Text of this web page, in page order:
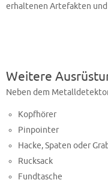
erhaltenen Artefakten und
Weitere
Neben dem
Kopfhörer
Pinpointer
Hacke, Spaten oder
Rucksack
Fundtasche